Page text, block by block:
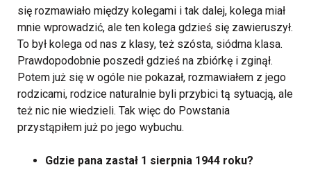
się rozmawiało między kolegami i tak dalej, kolega miał
mnie wprowadzić, ale ten kolega gdzieś się zawieruszył.
To był kolega od nas z klasy, też szósta, siódma klasa.
Prawdopodobnie poszedł gdzieś na zbiórkę i zginął.
Potem już się w ogóle nie pokazał, rozmawiałem z jego
rodzicami, rodzice naturalnie byli przybici tą sytuacją, ale
też nic nie wiedzieli. Tak więc do Powstania
przystąpiłem już po jego wybuchu.
Gdzie pana zastał 1 sierpnia 1944 roku?